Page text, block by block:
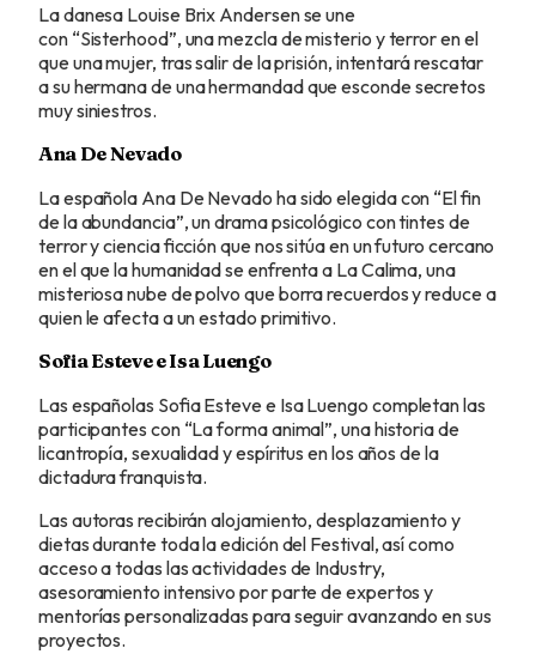
La danesa Louise Brix Andersen se une
con “Sisterhood”, una mezcla de misterio y terror en el
que una mujer, tras salir de la prisión, intentará rescatar
a su hermana de una hermandad que esconde secretos
muy siniestros.
Ana De Nevado
La española Ana De Nevado ha sido elegida con “El fin
de la abundancia”, un drama psicológico con tintes de
terror y ciencia ficción que nos sitúa en un futuro cercano
en el que la humanidad se enfrenta a La Calima, una
misteriosa nube de polvo que borra recuerdos y reduce a
quien le afecta a un estado primitivo.
Sofia Esteve e Isa Luengo
Las españolas Sofia Esteve e Isa Luengo completan las
participantes con “La forma animal”, una historia de
licantropía, sexualidad y espíritus en los años de la
dictadura franquista.
Las autoras recibirán alojamiento, desplazamiento y
dietas durante toda la edición del Festival, así como
acceso a todas las actividades de Industry,
asesoramiento intensivo por parte de expertos y
mentorías personalizadas para seguir avanzando en sus
proyectos.